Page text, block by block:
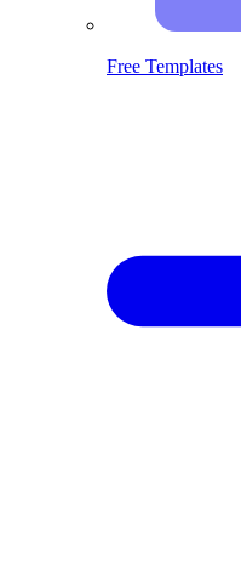
Free Templates